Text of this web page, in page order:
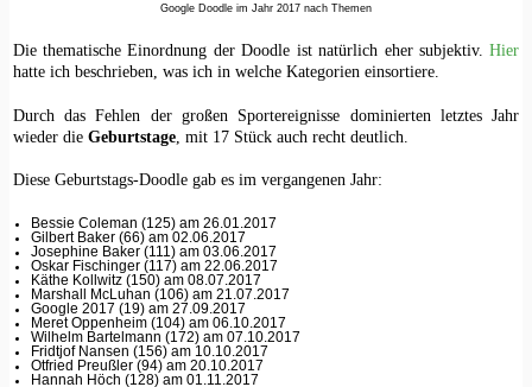
Google Doodle im Jahr 2017 nach Themen
Die thematische Einordnung der Doodle ist natürlich eher subjektiv.Hier
hatte ich beschrieben, was ich in welche Kategorien einsortiere.
Durch das Fehlen der großen Sportereignisse dominierten letztes Jahr
wieder die Geburtstage, mit 17 Stück auch recht deutlich.
Diese Geburtstags-Doodle gab es im vergangenen Jahr:
Bessie Coleman (125) am 26.01.2017
Gilbert Baker (66) am 02.06.2017
Josephine Baker (111) am 03.06.2017
Oskar Fischinger (117) am 22.06.2017
Käthe Kollwitz (150) am 08.07.2017
Marshall McLuhan (106) am 21.07.2017
Google 2017 (19) am 27.09.2017
Meret Oppenheim (104) am 06.10.2017
Wilhelm Bartelmann (172) am 07.10.2017
Fridtjof Nansen (156) am 10.10.2017
Otfried Preußler (94) am 20.10.2017
Hannah Höch (128) am 01.11.2017